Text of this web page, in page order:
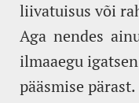
liivatuisus või
Aga nendes
ilmaaegu igatsen
pääsmise pärast.